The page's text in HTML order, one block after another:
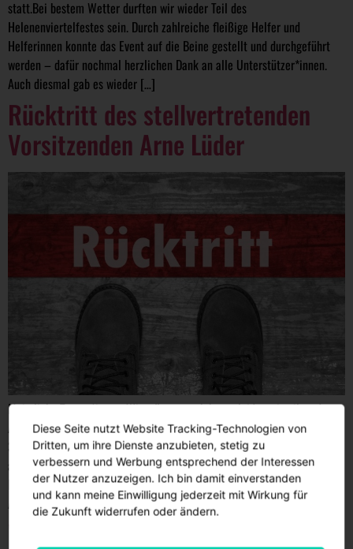
statt.Bei bestem Wetter durften wir wieder Teil des
Helenenviertelfestes sein. Durch zahlreiche fleißige Helfer und
Helferinnen konnte das Event auf die Beine gestellt und durchgeführt
werden – dafür nochmal herzlichen Dank an alle Unterstützer*innen.
Auch diesmal gab es wieder […]
Rücktritt des stellvertretenden
Vorsitzenden Arne Lüder
Moin liebe Teuton*innen. Wir müssen euch heute leider mitteilen, dass
Arne Lüder, bisher einer der beiden stellvertretenden Vorsitzenden, zum
30.06.2024 seinen Rücktritt eingereicht hat. Als Hauptgrund gab Arne
an, dass die Bewältigung der zahlreichen Aufgaben im Ehrenamt mit
Familie und Vollzeitjob einfach nicht mehr vereinbar waren und er dem
Amt somit nicht mehr in der […]
Diese Seite nutzt Website Tracking-Technologien von
Dritten, um ihre Dienste anzubieten, stetig zu
verbessern und Werbung entsprechend der Interessen
der Nutzer anzuzeigen. Ich bin damit einverstanden
und kann meine Einwilligung jederzeit mit Wirkung für
die Zukunft widerrufen oder ändern.